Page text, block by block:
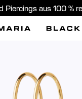
Piercings aus 100 %